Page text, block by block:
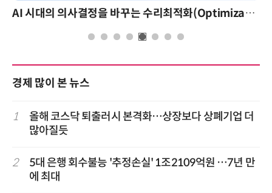
AI 시대의 의사결정을 바꾸는 수리최적화(Optimization): 실제 산업 적용 사례와 활용 전략
경제 많이 본 뉴스
1
올해 코스닥 퇴출러시 본격화…상장보다 상폐기업 더
많아질듯
2
5대 은행 회수불능 '추정손실' 1조2109억원 …7년 만
에 최대